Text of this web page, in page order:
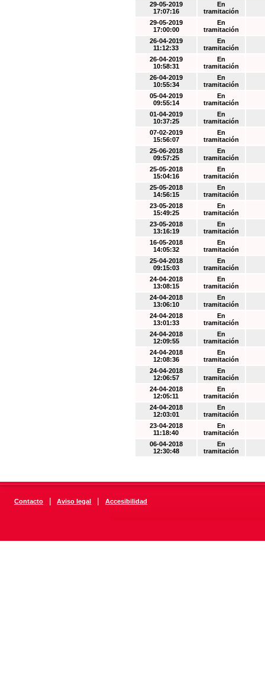
29-05-2019
17:07:16
En
tramitación
29-05-2019
17:00:00
En
tramitación
26-04-2019
11:12:33
En
tramitación
26-04-2019
10:58:31
En
tramitación
26-04-2019
10:55:34
En
tramitación
05-04-2019
09:55:14
En
tramitación
01-04-2019
10:37:25
En
tramitación
07-02-2019
15:56:07
En
tramitación
25-06-2018
09:57:25
En
tramitación
25-05-2018
15:04:16
En
tramitación
25-05-2018
14:56:15
En
tramitación
23-05-2018
15:49:25
En
tramitación
23-05-2018
13:16:19
En
tramitación
16-05-2018
14:05:32
En
tramitación
25-04-2018
09:15:03
En
tramitación
24-04-2018
13:08:15
En
tramitación
24-04-2018
13:06:10
En
tramitación
24-04-2018
13:01:33
En
tramitación
24-04-2018
12:09:55
En
tramitación
24-04-2018
12:08:36
En
tramitación
24-04-2018
12:06:57
En
tramitación
24-04-2018
12:05:11
En
tramitación
24-04-2018
12:03:01
En
tramitación
23-04-2018
11:18:40
En
tramitación
06-04-2018
12:30:48
En
tramitación
Contacto | Aviso legal | Accesibilidad